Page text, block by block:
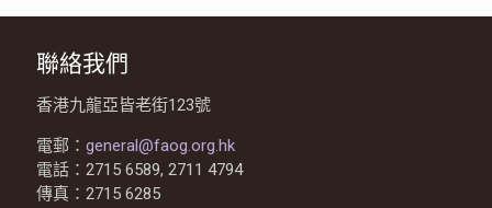
聯絡我們
香港九龍亞皆老街123號
電郵： general@faog.org.hk
電話：2715 6589, 2711 4794
傳真：2715 6285